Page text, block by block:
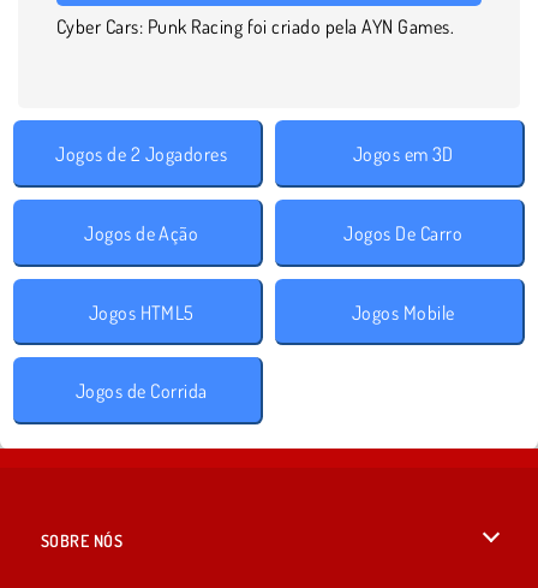
Cyber Cars: Punk Racing foi criado pela AYN Games.
Jogos de 2 Jogadores Jogos em 3D
Jogos de Ação Jogos De Carro
Jogos HTML5 Jogos Mobile
Jogos de Corrida
SOBRE NÓS